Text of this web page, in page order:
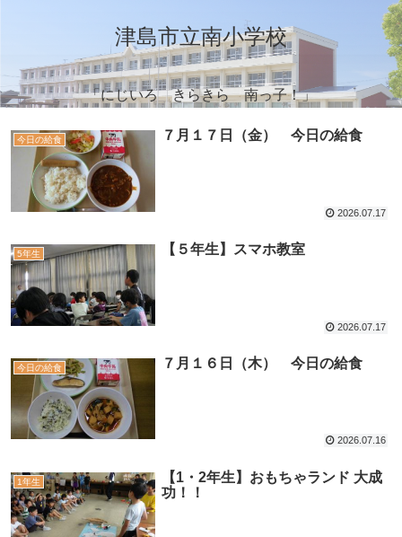
津島市立南小学校
「にじいろ きらきら 南っ子！」
今日の給食 ７月１７日（金） 今日の給食
2026.07.17
5年生 【５年生】スマホ教室
2026.07.17
今日の給食 ７月１６日（木） 今日の給食
2026.07.16
1年生
【1・2年生】おもちゃランド 大成
功！！